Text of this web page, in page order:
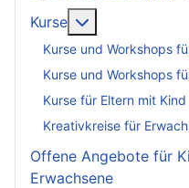
Kurse
Kurse und Workshops
Kurse und Workshops
Kurse für Eltern mit Kind
Kreativkreise für
Offene Angebote für
Erwachsene